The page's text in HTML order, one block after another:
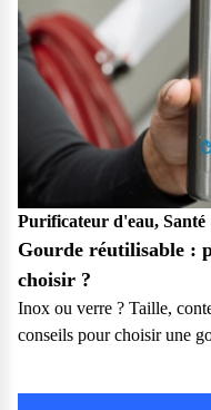
Purificateur d'eau,
Gourde réutilisable :
choisir ?
Inox ou verre ? Taille,
conseils pour choisir une